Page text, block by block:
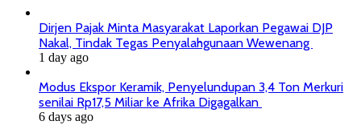
Dirjen Pajak Minta Masyarakat Laporkan Pegawai DJP
Nakal, Tindak Tegas Penyalahgunaan Wewenang
1 day ago
Modus Ekspor Keramik, Penyelundupan 3,4 Ton Merkuri
senilai Rp17,5 Miliar ke Afrika Digagalkan
6 days ago